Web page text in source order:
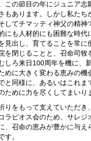
この節目の年にジュニア志
もあります。しかし私たち
してチマッティ神父の精神
にも人材的にも困難な時代
見出し、育てることを常に
を閉じることと、召命司牧
しろ来日100周年を機に、
めに大きく変わる恵みの機
と同様に、あるいはこれま
ために力を尽くしてまいり
りをもって支えていただき
ラピオス会のため、サレジ
、召命の恵みが豊かに与え
す。